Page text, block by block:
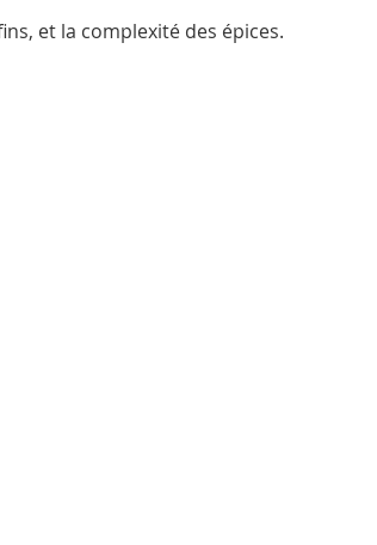
et la complexité des épices.